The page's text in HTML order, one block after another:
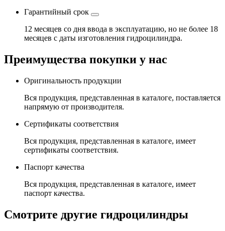
Гарантийный срок
12 месяцев со дня ввода в эксплуатацию, но не более 18
месяцев с даты изготовления гидроцилиндра.
Преимущества покупки у нас
Оригинальность продукции
Вся продукция, представленная в каталоге, поставляется
напрямую от производителя.
Сертификаты соответствия
Вся продукция, представленная в каталоге, имеет
сертификаты соответствия.
Паспорт качества
Вся продукция, представленная в каталоге, имеет
паспорт качества.
Смотрите другие гидроцилиндры